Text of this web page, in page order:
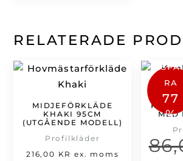
RELATERADE
MIDJEFÖRKLÄDE
KHAKI 95CM
(UTGÅENDE MODELL)
Profilkläder
216,00 KR ex. moms
SPA
RA
77
%
MED